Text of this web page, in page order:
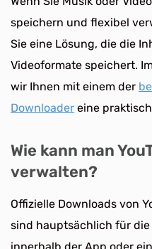
speichern und flexibel
Sie eine Lösung, die die
Videoformate speichert.
wir Ihnen mit einem der
Downloader eine
Wie kann man
verwalten?
Offizielle Downloads von
sind hauptsächlich für